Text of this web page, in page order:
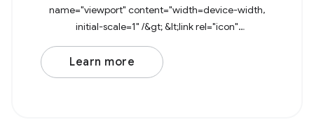
name="viewport" content="width=device-width,
initial-scale=1" /&gt; &lt;link rel="icon"
href="data:image/svg+xml,&lt;svg
Learn more